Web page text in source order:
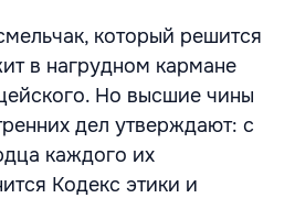
который решится
в нагрудном кармане
Но высшие чины
дел утверждают: с
каждого их
Кодекс этики и